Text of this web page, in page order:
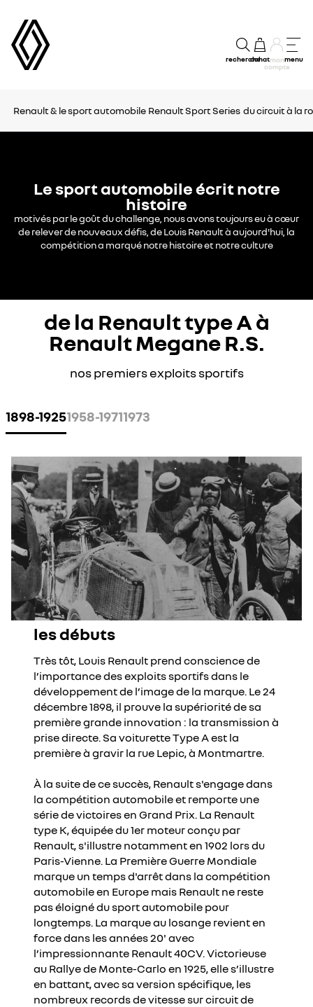
rechercheachatmon
compte
menu
Renault & le sport automobile Renault Sport Series du circuit à la
Le sport automobile écrit notre
histoire
motivés par le goût du challenge, nous avons toujours eu à cœur
de relever de nouveaux défis, de Louis Renault à aujourd'hui, la
compétition a marqué notre histoire et notre culture
de la Renault type A à
Renault Megane R.S.
nos premiers exploits sportifs
1898-19251958-19711973
les débuts
Très tôt, Louis Renault prend conscience de
l’importance des exploits sportifs dans le
développement de l’image de la marque. Le 24
décembre 1898, il prouve la supériorité de sa
première grande innovation : la transmission à
prise directe. Sa voiturette Type A est la
première à gravir la rue Lepic, à Montmartre.
À la suite de ce succès, Renault s'engage dans
la compétition automobile et remporte une
série de victoires en Grand Prix. La Renault
type K, équipée du 1er moteur conçu par
Renault, s'illustre notamment en 1902 lors du
Paris-Vienne. La Première Guerre Mondiale
marque un temps d'arrêt dans la compétition
automobile en Europe mais Renault ne reste
pas éloigné du sport automobile pour
longtemps. La marque au losange revient en
force dans les années 20' avec
l’impressionnante Renault 40CV. Victorieuse
au Rallye de Monte-Carlo en 1925, elle s’illustre
en battant, avec sa version spécifique, les
nombreux records de vitesse sur circuit de